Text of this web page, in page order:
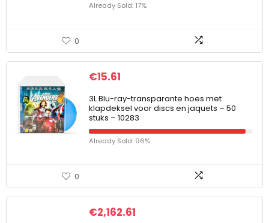
Already Sold: 17%
0
€15.61
3L Blu-ray-transparante hoes met
klapdeksel voor discs en jaquets – 50
stuks – 10283
Already Sold: 96%
0
€2,162.61